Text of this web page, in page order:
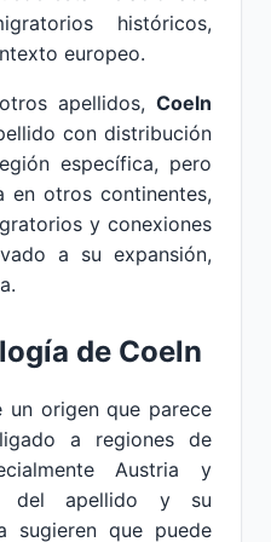
históricos,
europeo.
apellidos, Coeln
con distribución
específica, pero
en otros continentes,
y conexiones
a su expansión,
de Coeln
un origen que parece
a regiones de
Austria y
del apellido y su
sugieren que puede